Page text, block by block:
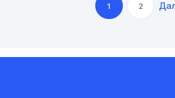
1 2